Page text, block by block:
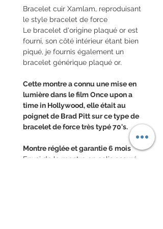
Bracelet cuir Xamlam, reproduisant
le style bracelet de force
Le bracelet d'origine plaqué or est
fourni, son côté intérieur étant bien
piqué, je fournis également un
bracelet générique plaqué or.
Cette montre a connu une mise en
lumière dans le film Once upon a
time in Hollywood, elle était au
poignet de Brad Pitt sur ce type de
bracelet de force très typé 70's.
Montre réglée et garantie 6 mois
Envoi de la montre en colis assuré